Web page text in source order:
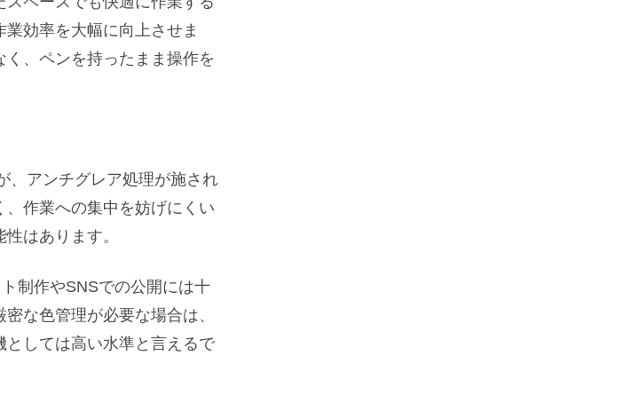
効率を大幅に向上させま
、ペンを持ったまま操作を
、アンチグレア処理が施され
作業への集中を妨げにくい
はあります。
制作やSNSでの公開には十
な色管理が必要な場合は、
しては高い水準と言えるで